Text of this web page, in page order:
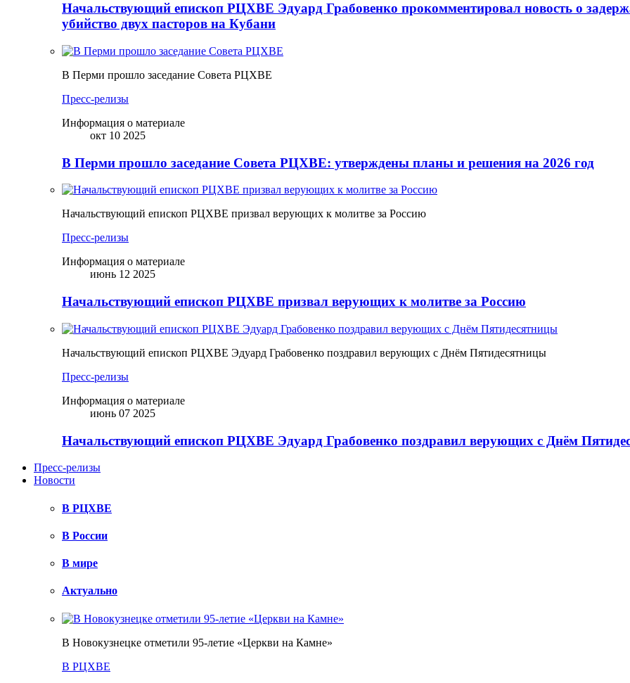
Начальствующий епископ РЦХВЕ Эдуард Грабовенко прокомментировал новость о
убийство двух пасторов на Кубани
В Перми прошло заседание Совета РЦХВЕ
Пресс-релизы
Информация о материале
окт 10 2025
В Перми прошло заседание Совета РЦХВЕ: утверждены планы и решения на 2026 год
Начальствующий епископ РЦХВЕ призвал верующих к молитве за Россию
Пресс-релизы
Информация о материале
июнь 12 2025
Начальствующий епископ РЦХВЕ призвал верующих к молитве за Россию
Начальствующий епископ РЦХВЕ Эдуард Грабовенко поздравил верующих с Днём Пятидесятницы
Пресс-релизы
Информация о материале
июнь 07 2025
Начальствующий епископ РЦХВЕ Эдуард Грабовенко поздравил верующих с Днём
Пресс-релизы
Новости
В РЦХВЕ
В России
В мире
Актуально
В Новокузнецке отметили 95-летие «Церкви на Камне»
В РЦХВЕ